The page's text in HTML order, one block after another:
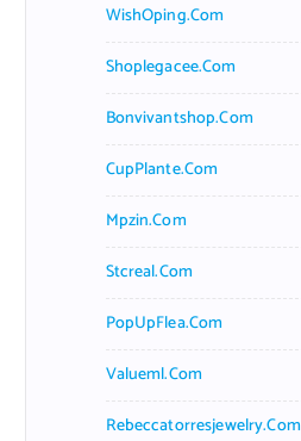
WishOping.com
Shoplegacee.com
Bonvivantshop.com
CupPlante.com
Mpzin.com
Stcreal.com
PopUpFlea.com
Valueml.com
Rebeccatorresjewelry.com